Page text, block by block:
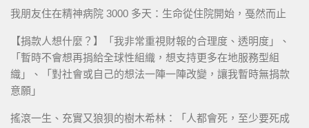
我朋友住在精神病院 3000 多天：生命從住院開始，戞然而止
【捐款人想什麼？】「我非常重視財報的合理度、透明度」、
「暫時不會想再捐給全球性組織，想支持更多在地服務型組
織」、「對社會或自己的想法一陣一陣改變，讓我暫時無捐款
意願」
搖滾一生、充實又狼狽的樹木希林：「人都會死，至少要死成